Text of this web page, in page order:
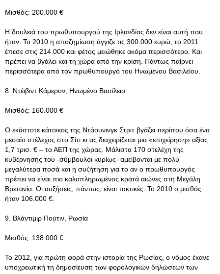
Μισθός: 200.000 €
Η δουλειά του πρωθυπουργού της Ιρλανδίας δεν είναι αυτή που
ήταν. Το 2010 η αποζημίωση άγγιζε τις 300.000 ευρώ, το 2011
έπεσε στις 214.000 και φέτος μειώθηκε ακόμα περισσότερο. Και
πρέπει να βγάλει και τη χώρα από την κρίση. Πάντως παίρνει
περισσότερα από τον πρωθυπουργό του Ηνωμένου Βασιλείου.
8. Ντέιβιντ Κάμερον, Ηνωμένο Βασίλειο
Μισθός: 160.000 €
Ο εκάστοτε κάτοικος της Ντάουνινγκ Στριτ βγάζει περίπου όσα ένα
μεσαίο στέλεχος στο Σίτι κι ας διαχειρίζεται μια «επιχείρηση» αξίας
1,7 τρισ. € – το ΑΕΠ της χώρας. Μάλιστα 170 στελέχη της
κυβέρνησής του -σύμβουλοι κυρίως- αμείβονται με πολύ
μεγαλύτερα ποσά και η συζήτηση για το αν ο πρωθυπουργός
πρέπει να είναι πιο καλοπληρωμένος κρατά αιώνες στη Μεγάλη
Βρετανία. Οι αυξήσεις, πάντως, είναι τακτικές. Το 2010 ο μισθός
ήταν 106.000 €.
9. Βλάντιμιρ Πούτιν, Ρωσία
Μισθός: 138.000 €
Το 2012, για πρώτη φορά στην ιστορία της Ρωσίας, ο νόμος έκανε
υποχρεωτική τη δημοσίευση των φορολογικών δηλώσεων των